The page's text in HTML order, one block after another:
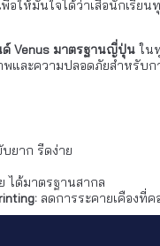
อให้มั่นใจได้ว่าเสื้อนักเรีย
Venus มาตรฐานญี่ปุ่นใน
และความปลอดภัยสำหรับ
ยาก รีดง่าย
ด้มาตรฐานสากล
ลดการระคายเคืองที่ค